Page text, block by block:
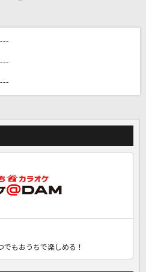
録・ログインして
っと楽しもう！
でもおうちで楽しめる！